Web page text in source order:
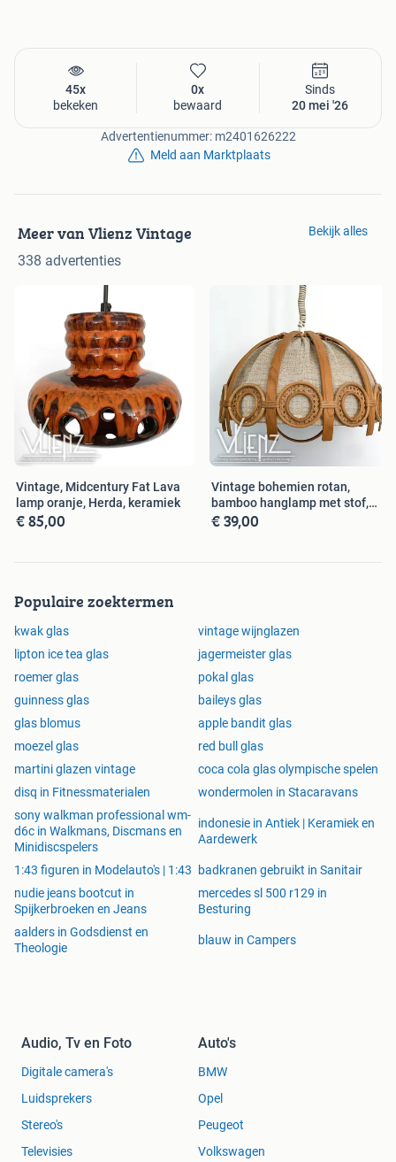
45x
bekeken
0x
bewaard
Sinds
20 mei '26
Advertentienummer: m2401626222
Meld aan Marktplaats
Meer van Vlienz Vintage
338 advertenties
Bekijk alles
Vintage, Midcentury Fat Lava
lamp oranje, Herda, keramiek
€ 85,00
Vintage bohemien rotan,
bamboo hanglamp met stof,
retro
€ 39,00
Populaire zoektermen
kwak glas
vintage wijnglazen
lipton ice tea glas
jagermeister glas
roemer glas
pokal glas
guinness glas
baileys glas
glas blomus
apple bandit glas
moezel glas
red bull glas
martini glazen vintage
coca cola glas olympische spelen
disq in Fitnessmaterialen
wondermolen in Stacaravans
sony walkman professional wm-
d6c in Walkmans, Discmans en
Minidiscspelers
indonesie in Antiek | Keramiek en
Aardewerk
1:43 figuren in Modelauto's | 1:43
badkranen gebruikt in Sanitair
nudie jeans bootcut in
Spijkerbroeken en Jeans
mercedes sl 500 r129 in
Besturing
aalders in Godsdienst en
Theologie
blauw in Campers
Audio, Tv en Foto
Digitale camera's
Luidsprekers
Stereo's
Televisies
Auto's
BMW
Opel
Peugeot
Volkswagen